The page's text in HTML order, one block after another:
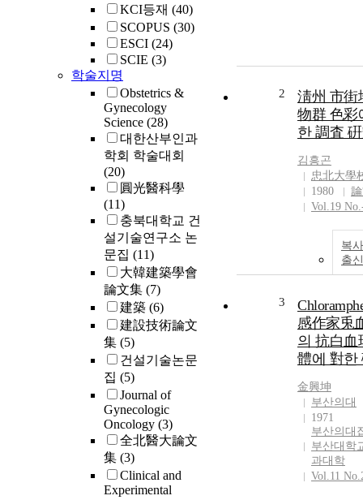
KCI등재 (40)
SCOPUS (30)
ESCI (24)
SCIE (3)
학술지명
Obstetrics &
Gynecology
Science (28)
대한산부인과
학회 학술대회
(20)
圓光醫科學
(11)
충북대학교 건
설기술연구소 논
문집 (11)
大韓建築學會
論文集 (7)
建築 (6)
建設技術論文
集 (5)
건설기술논문
집 (5)
Journal of
Gynecologic
Oncology (3)
全北醫大論文
集 (3)
Clinical and
Experimental
2
淸州 市街
物群 色彩
한 調査
김흥곤
忠北大學
1980
Vol.19
복
출
3
感作家兎
의 抗白血
體에 對한
金興坤
부산의대
1971
부산의대
부산대학
과대학
Vol.11